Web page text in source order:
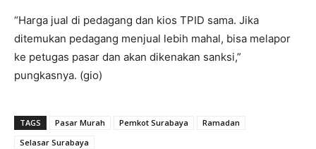
“Harga jual di pedagang dan kios TPID sama. Jika
ditemukan pedagang menjual lebih mahal, bisa melapor
ke petugas pasar dan akan dikenakan sanksi,”
pungkasnya. (gio)
TAGS Pasar Murah Pemkot Surabaya
Ramadan
Selasar Surabaya